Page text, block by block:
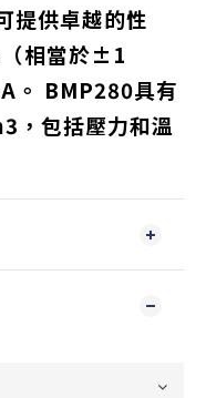
提供卓越的性
相當於±1
。 BMP280具有
，包括壓力和溫